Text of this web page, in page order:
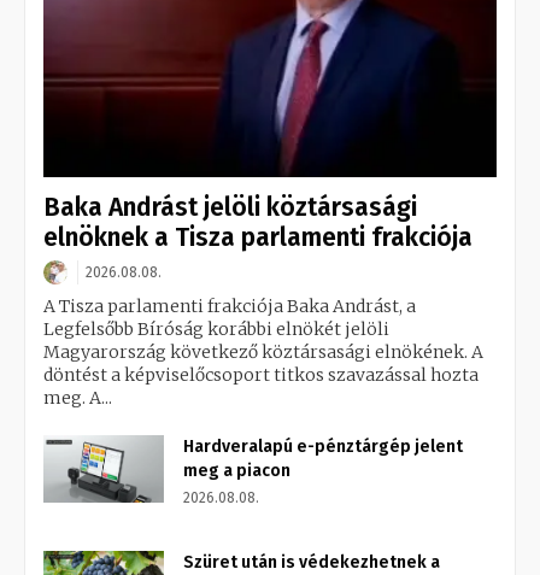
Baka Andrást jelöli köztársasági
elnöknek a Tisza parlamenti frakciója
2026.08.08.
A Tisza parlamenti frakciója Baka Andrást, a
Legfelsőbb Bíróság korábbi elnökét jelöli
Magyarország következő köztársasági elnökének. A
döntést a képviselőcsoport titkos szavazással hozta
meg. A...
Hardveralapú e-pénztárgép jelent
meg a piacon
2026.08.08.
Szüret után is védekezhetnek a